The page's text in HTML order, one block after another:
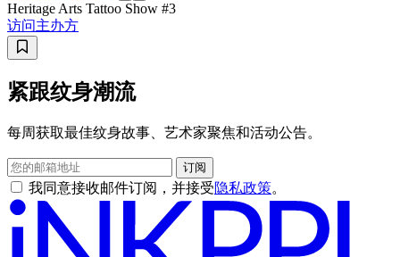
Heritage Arts Tattoo Show #3
访问主办方
紧跟纹身潮流
每周获取最佳纹身故事、艺术家聚焦和活动公告。
订阅
我同意接收邮件订阅，并接受隐私政策。